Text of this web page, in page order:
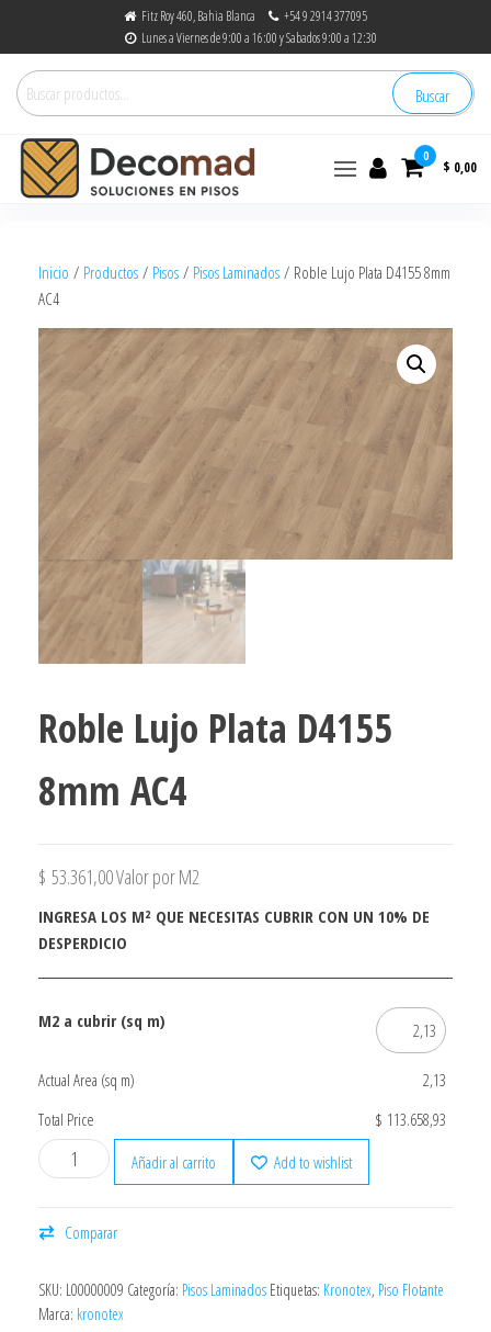
Fitz Roy 460, Bahia Blanca
+54 9 2914 377095
Lunes a Viernes de 9:00 a 16:00 y Sabados 9:00 a 12:30
Buscar
0
$ 0,00
Inicio / Productos / Pisos / Pisos Laminados / Roble Lujo Plata D4155 8mm
AC4
Roble Lujo Plata D4155
8mm AC4
$ 53.361,00Valor por M2
INGRESA LOS M² QUE NECESITAS CUBRIR CON UN 10% DE
DESPERDICIO
M2 a cubrir (sq m)
Actual Area (sq m)
2,13
Total Price
$ 113.658,93
Añadir al carrito
Add to wishlist
Comparar
SKU: L00000009 Categoría: Pisos Laminados Etiquetas: Kronotex, Piso Flotante
Marca: kronotex